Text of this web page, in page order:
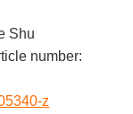
Shu
number:
z